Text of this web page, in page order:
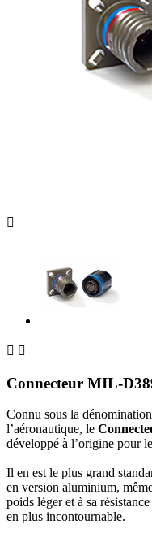

 
Connecteur MIL-
Connu sous la
l’aéronautique, le
développé à l’origine pour
Il en est le plus grand
en version aluminium,
poids léger et à sa
en plus incontournable.